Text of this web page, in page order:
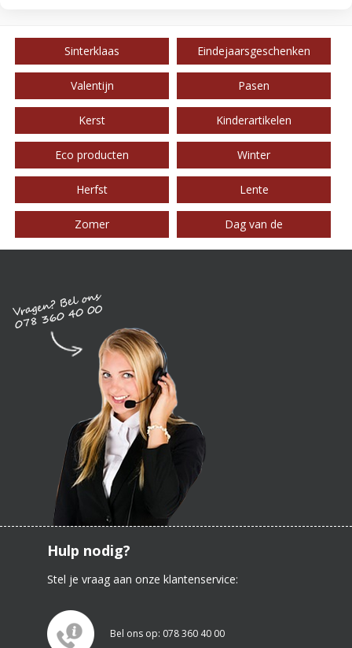
Sinterklaas Eindejaarsgeschenken
Valentijn Pasen
Kerst Kinderartikelen
Eco producten Winter
Herfst Lente
Zomer Dag van de
Hulp nodig?
Stel je vraag aan onze klantenservice:
Bel ons op: 078 360 40 00